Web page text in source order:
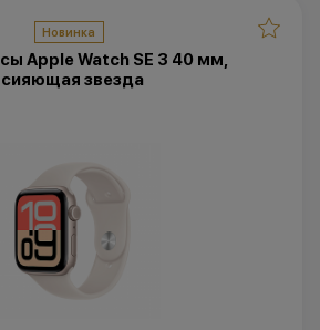
Новинка
Apple Watch SE 3 40 мм,
сияющая звезда